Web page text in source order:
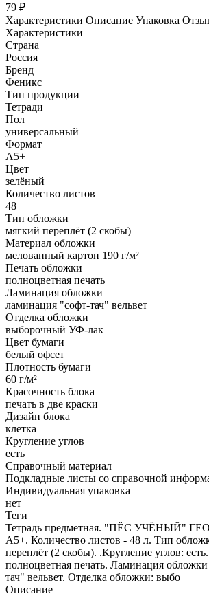
79 ₽
Характеристики Описание Упаковка
Характеристики
Страна
Россия
Бренд
Феникс+
Тип продукции
Тетради
Пол
универсальный
Формат
А5+
Цвет
зелёный
Количество листов
48
Тип обложки
мягкий переплёт (2 скобы)
Материал обложки
мелованный картон 190 г/м²
Печать обложки
полноцветная печать
Ламинация обложки
ламинация "софт-тач" вельвет
Отделка обложки
выборочный УФ-лак
Цвет бумаги
белый офсет
Плотность бумаги
60 г/м²
Красочность блока
печать в две краски
Дизайн блока
клетка
Кругление углов
есть
Справочный материал
Подкладные листы со справочной
Индивидуальная упаковка
нет
Теги
Тетрадь предметная. "ПЁС УЧЁНЫЙ"
А5+. Количество листов - 48 л. Тип
переплёт (2 скобы). .Кругление углов:
полноцветная печать. Ламинация
тач" вельвет. Отделка обложки: выбо
Описание